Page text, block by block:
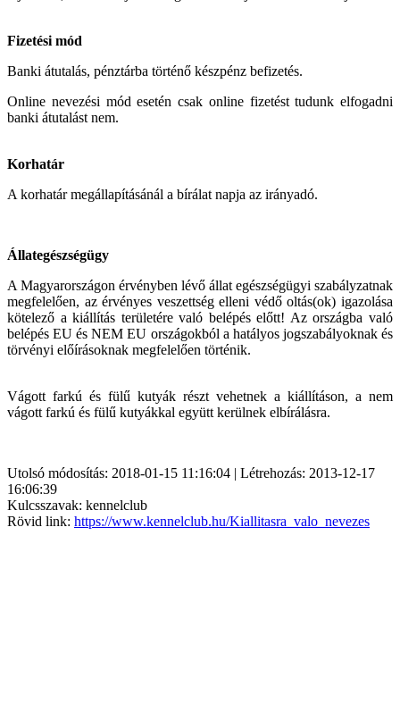
Fizetési mód
Banki átutalás, pénztárba történő készpénz befizetés.
Online nevezési mód esetén csak online fizetést tudunk elfogadni
banki átutalást nem.
Korhatár
A korhatár megállapításánál a bírálat napja az irányadó.
Állategészségügy
A Magyarországon érvényben lévő állat egészségügyi szabályzatnak
megfelelően, az érvényes veszettség elleni védő oltás(ok) igazolása
kötelező a kiállítás területére való belépés előtt! Az országba való
belépés EU és NEM EU országokból a hatályos jogszabályoknak és
törvényi előírásoknak megfelelően történik.
Vágott farkú és fülű kutyák részt vehetnek a kiállításon, a nem
vágott farkú és fülű kutyákkal együtt kerülnek elbírálásra.
Utolsó módosítás: 2018-01-15 11:16:04 | Létrehozás: 2013-12-17
16:06:39
Kulcsszavak: kennelclub
Rövid link: https://www.kennelclub.hu/Kiallitasra_valo_nevezes